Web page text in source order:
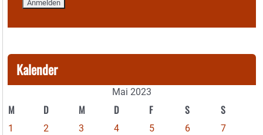
Kalender
Mai 2023
M D M D F S S
1 2 3 4 5 6
7